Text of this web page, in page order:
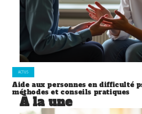
ACTUS
Aide aux personnes en difficulté
méthodes et conseils pratiques
À la une